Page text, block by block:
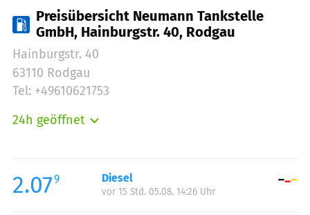
Preisübersicht Neumann Tankstelle
GmbH, Hainburgstr. 40, Rodgau
Hainburgstr. 40
63110 Rodgau
Tel: +49610621753
24h geöffnet
Mittwoch:
00:00-24:00
Donnerstag:
2.079 Diesel
vor 15 Std. 05.08. 14:26 Uhr